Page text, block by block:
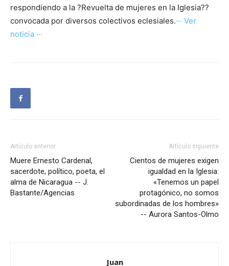
respondiendo a la ?Revuelta de mujeres en la Iglesia??
convocada por diversos colectivos eclesiales.··· Ver
noticia ···
Artículo anterior
Muere Ernesto Cardenal,
sacerdote, político, poeta, el
alma de Nicaragua -- J.
Bastante/Agencias
Artículo siguiente
Cientos de mujeres exigen
igualdad en la Iglesia:
«Tenemos un papel
protagónico, no somos
subordinadas de los hombres»
-- Aurora Santos-Olmo
Juan